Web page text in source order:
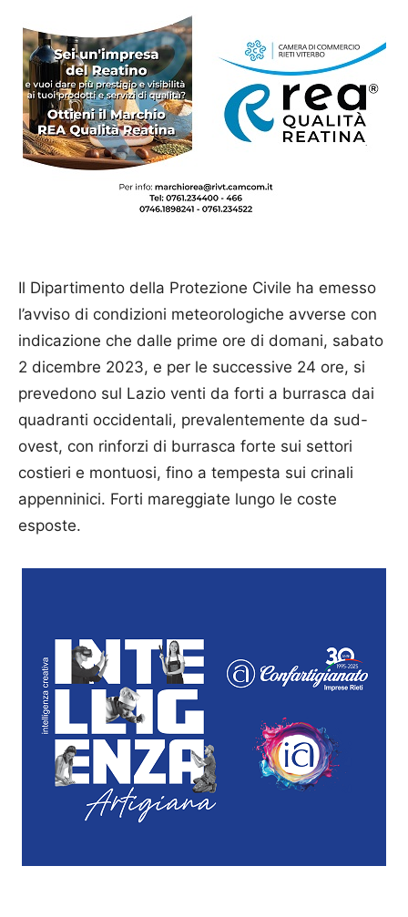
Il Dipartimento della Protezione Civile ha emesso
l’avviso di condizioni meteorologiche avverse con
indicazione che dalle prime ore di domani, sabato
2 dicembre 2023, e per le successive 24 ore, si
prevedono sul Lazio venti da forti a burrasca dai
quadranti occidentali, prevalentemente da sud-
ovest, con rinforzi di burrasca forte sui settori
costieri e montuosi, fino a tempesta sui crinali
appenninici. Forti mareggiate lungo le coste
esposte.